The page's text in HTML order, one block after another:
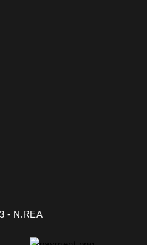
- N.REA